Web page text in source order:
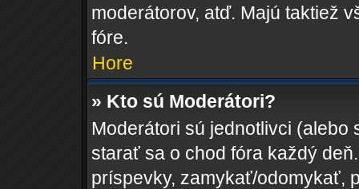
moderátorov, atď. Majú taktiež
fóre.
Hore
» Kto sú Moderátori?
Moderátori sú jednotlivci
starať sa o chod fóra každý
príspevky, zamykať/odomykať,